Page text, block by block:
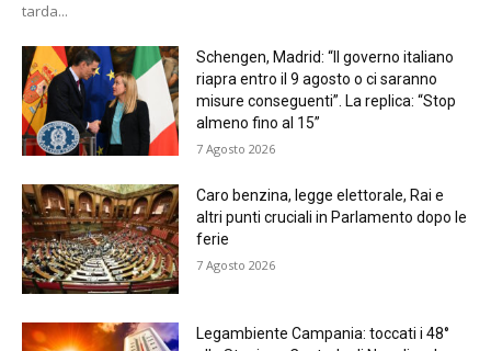
tarda...
Schengen, Madrid: “Il governo italiano
riapra entro il 9 agosto o ci saranno
misure conseguenti”. La replica: “Stop
almeno fino al 15”
7 Agosto 2026
Caro benzina, legge elettorale, Rai e
altri punti cruciali in Parlamento dopo le
ferie
7 Agosto 2026
Legambiente Campania: toccati i 48°